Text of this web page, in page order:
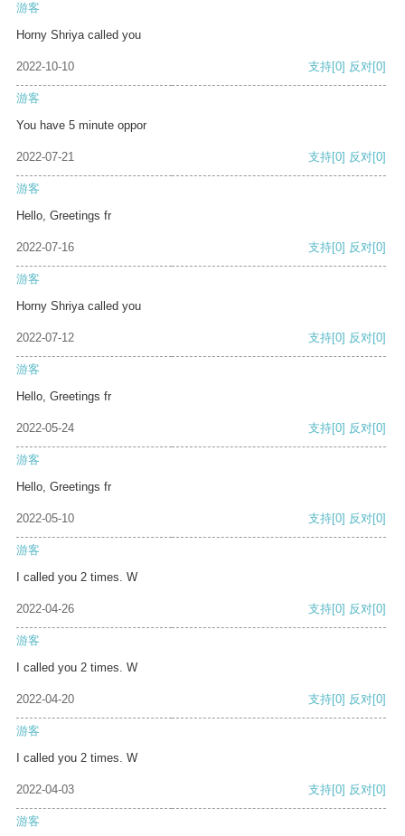
游客
Horny Shriya called you
2022-10-10 支持[0] 反对[0]
游客
You have 5 minute oppor
2022-07-21 支持[0] 反对[0]
游客
Hello, Greetings fr
2022-07-16 支持[0] 反对[0]
游客
Horny Shriya called you
2022-07-12 支持[0] 反对[0]
游客
Hello, Greetings fr
2022-05-24 支持[0] 反对[0]
游客
Hello, Greetings fr
2022-05-10 支持[0] 反对[0]
游客
I called you 2 times. W
2022-04-26 支持[0] 反对[0]
游客
I called you 2 times. W
2022-04-20 支持[0] 反对[0]
游客
I called you 2 times. W
2022-04-03 支持[0] 反对[0]
游客